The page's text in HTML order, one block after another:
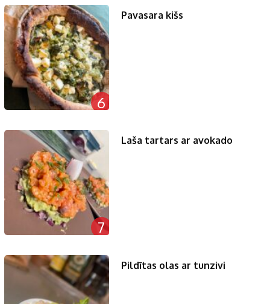
6
Pavasara kišs
7
Laša tartars ar avokado
Pildītas olas ar tunzivi